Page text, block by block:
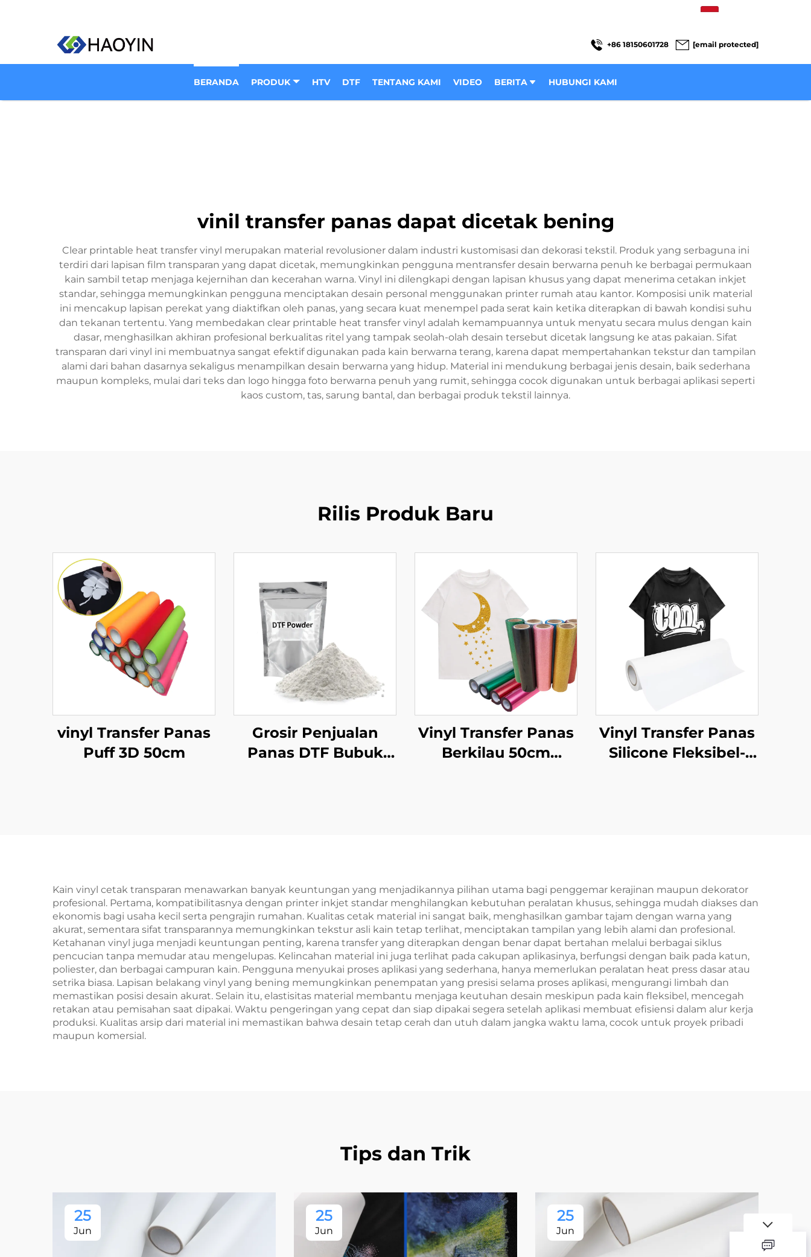
+86 18150601728 [email protected]
BERANDA PRODUK HTV DTF TENTANG KAMI VIDEO BERITA HUBUNGI KAMI
vinil transfer panas dapat dicetak bening
Clear printable heat transfer vinyl merupakan material revolusioner dalam industri kustomisasi dan dekorasi tekstil. Produk yang serbaguna ini
terdiri dari lapisan film transparan yang dapat dicetak, memungkinkan pengguna mentransfer desain berwarna penuh ke berbagai permukaan
kain sambil tetap menjaga kejernihan dan kecerahan warna. Vinyl ini dilengkapi dengan lapisan khusus yang dapat menerima cetakan inkjet
standar, sehingga memungkinkan pengguna menciptakan desain personal menggunakan printer rumah atau kantor. Komposisi unik material
ini mencakup lapisan perekat yang diaktifkan oleh panas, yang secara kuat menempel pada serat kain ketika diterapkan di bawah kondisi suhu
dan tekanan tertentu. Yang membedakan clear printable heat transfer vinyl adalah kemampuannya untuk menyatu secara mulus dengan kain
dasar, menghasilkan akhiran profesional berkualitas ritel yang tampak seolah-olah desain tersebut dicetak langsung ke atas pakaian. Sifat
transparan dari vinyl ini membuatnya sangat efektif digunakan pada kain berwarna terang, karena dapat mempertahankan tekstur dan tampilan
alami dari bahan dasarnya sekaligus menampilkan desain berwarna yang hidup. Material ini mendukung berbagai jenis desain, baik sederhana
maupun kompleks, mulai dari teks dan logo hingga foto berwarna penuh yang rumit, sehingga cocok digunakan untuk berbagai aplikasi seperti
kaos custom, tas, sarung bantal, dan berbagai produk tekstil lainnya.
Rilis Produk Baru
vinyl Transfer Panas
Puff 3D 50cm
Grosir Penjualan
Panas DTF Bubuk
Vinyl Transfer Panas
Berkilau 50cm
Vinyl Transfer Panas
Silicone Fleksibel-
Kain vinyl cetak transparan menawarkan banyak keuntungan yang menjadikannya pilihan utama bagi penggemar kerajinan maupun dekorator
profesional. Pertama, kompatibilitasnya dengan printer inkjet standar menghilangkan kebutuhan peralatan khusus, sehingga mudah diakses dan
ekonomis bagi usaha kecil serta pengrajin rumahan. Kualitas cetak material ini sangat baik, menghasilkan gambar tajam dengan warna yang
akurat, sementara sifat transparannya memungkinkan tekstur asli kain tetap terlihat, menciptakan tampilan yang lebih alami dan profesional.
Ketahanan vinyl juga menjadi keuntungan penting, karena transfer yang diterapkan dengan benar dapat bertahan melalui berbagai siklus
pencucian tanpa memudar atau mengelupas. Kelincahan material ini juga terlihat pada cakupan aplikasinya, berfungsi dengan baik pada katun,
poliester, dan berbagai campuran kain. Pengguna menyukai proses aplikasi yang sederhana, hanya memerlukan peralatan heat press dasar atau
setrika biasa. Lapisan belakang vinyl yang bening memungkinkan penempatan yang presisi selama proses aplikasi, mengurangi limbah dan
memastikan posisi desain akurat. Selain itu, elastisitas material membantu menjaga keutuhan desain meskipun pada kain fleksibel, mencegah
retakan atau pemisahan saat dipakai. Waktu pengeringan yang cepat dan siap dipakai segera setelah aplikasi membuat efisiensi dalam alur kerja
produksi. Kualitas arsip dari material ini memastikan bahwa desain tetap cerah dan utuh dalam jangka waktu lama, cocok untuk proyek pribadi
maupun komersial.
Tips dan Trik
25
Jun
25
Jun
25
Jun